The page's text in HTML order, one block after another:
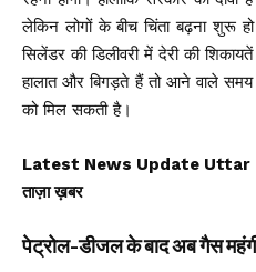
लेकिन लोगों के बीच चिंता बढ़ना शुरू
सिलेंडर की डिलीवरी में देरी की
हालात और बिगड़ते हैं तो आने वाले
को मिल सकती है।
Latest News Update Uttar
ताज़ा ख़बर
पेट्रोल-डीजल के बाद अब गैस